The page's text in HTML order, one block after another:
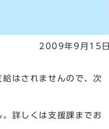
2009年9月15日
はされませんので、次
詳しくは支援課までお